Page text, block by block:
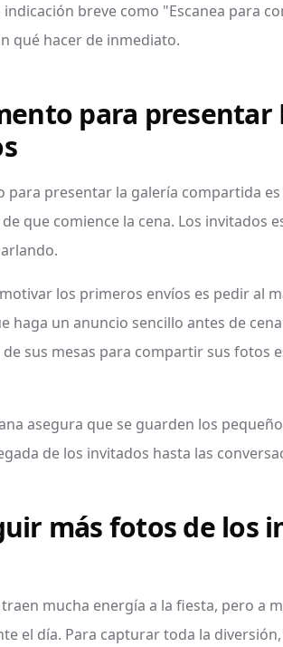
breve como "Escanea para
qué hacer de inmediato.
para
para presentar la galería compartida
que comience la cena. Los invitados
los primeros envíos es pedir al
haga un anuncio sencillo antes de
de sus mesas para compartir sus fotos
asegura que se guarden los
de los invitados hasta las
más fotos de los
mucha energía a la fiesta, pero a
el día. Para capturar toda la